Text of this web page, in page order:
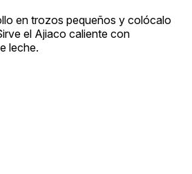
en trozos pequeños y colócalo
el Ajiaco caliente con
leche.